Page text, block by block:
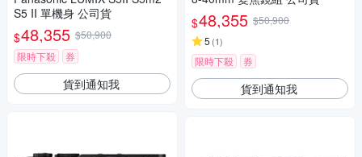
S5 II 單機身 公司貨
$48,355 $50,900
限時下殺
券
貨到通知我
$48,355 $50,900
5 (1)
限時下殺 券
貨到通知我